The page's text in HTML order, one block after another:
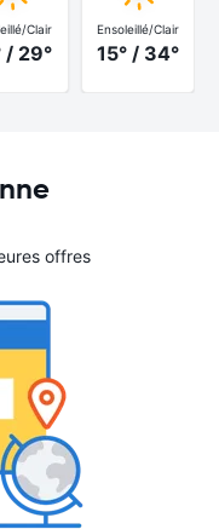
Clair
/ 29°
Ensoleillé/Clair
15° / 34°
offres